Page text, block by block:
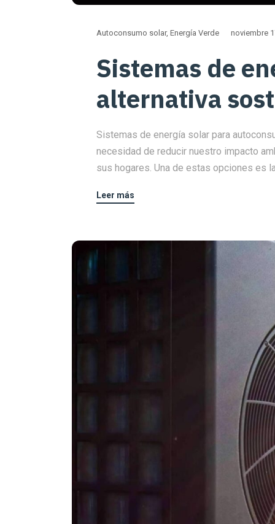
Autoconsumo solar, Energía Verde noviembre
Sistemas de
alternativa
Sistemas de energía solar para
necesidad de reducir nuestro impacto
sus hogares. Una de estas opciones es
Leer más